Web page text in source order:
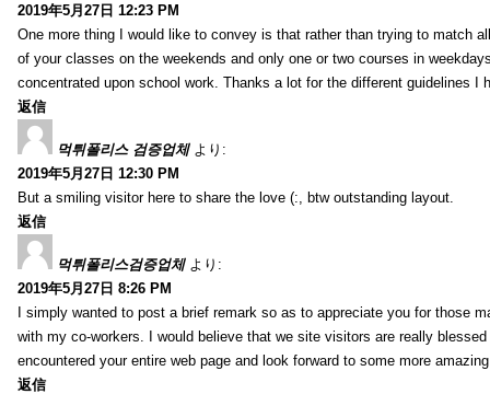
2019年5月27日 12:23 PM
One more thing I would like to convey is that rather than trying to match
of your classes on the weekends and only one or two courses in
concentrated upon school work. Thanks a lot for the different guidelines I
返信
먹튀폴리스 검증업체 より:
2019年5月27日 12:30 PM
But a smiling visitor here to share the love (:, btw outstanding layout.
返信
먹튀폴리스검증업체 より:
2019年5月27日 8:26 PM
I simply wanted to post a brief remark so as to appreciate you for those
with my co-workers. I would believe that we site visitors are really
encountered your entire web page and look forward to some more
返信